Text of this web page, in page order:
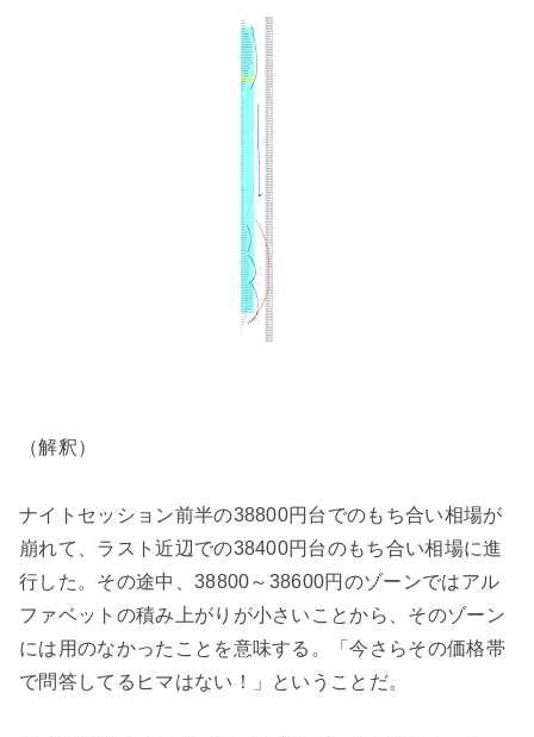
（解釈）
ナイトセッション前半の38800円台でのもち合い相場が
崩れて、ラスト近辺での38400円台のもち合い相場に進
行した。その途中、38800～38600円のゾーンではアル
ファベットの積み上がりが小さいことから、そのゾーン
には用のなかったことを意味する。「今さらその価格帯
で問答してるヒマはない！」ということだ。